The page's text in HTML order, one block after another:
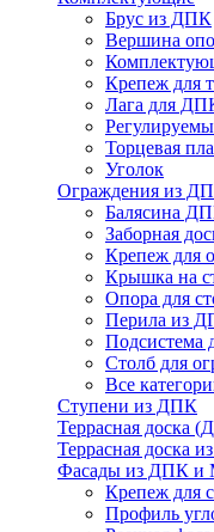
Брус из ДПК
Вершина
Крепеж для
Лага для
Торцевая
Уголок
Ограждения из
Балясина
Заборная
Крепеж для
Крышка на
Опора для
Перила из
Подсистема
Столб для
Все
Ступени из ДПК
Террасная доска
Террасная доска
Фасады из ДПК
Крепеж для
Профиль